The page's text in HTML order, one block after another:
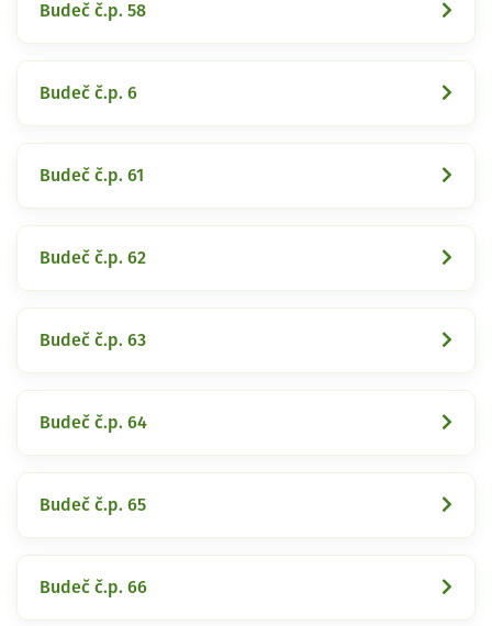
Budeč č.p. 58
Budeč č.p. 6
Budeč č.p. 61
Budeč č.p. 62
Budeč č.p. 63
Budeč č.p. 64
Budeč č.p. 65
Budeč č.p. 66